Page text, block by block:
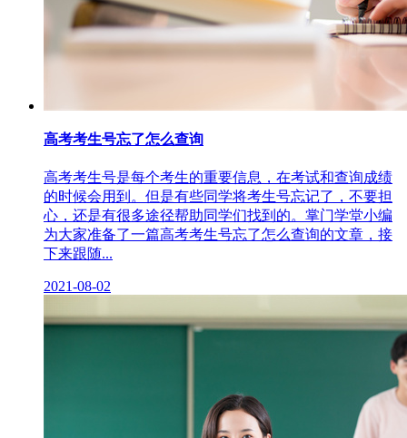
高考考生号忘了怎么查询
高考考生号是每个考生的重要信息，在考试和查询成绩
的时候会用到。但是有些同学将考生号忘记了，不要担
心，还是有很多途径帮助同学们找到的。掌门学堂小编
为大家准备了一篇高考考生号忘了怎么查询的文章，接
下来跟随...
2021-08-02